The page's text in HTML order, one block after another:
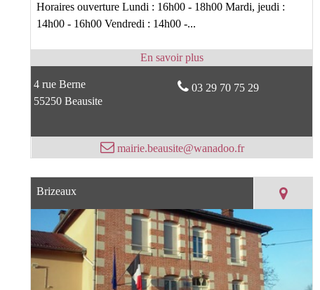
Horaires ouverture Lundi : 16h00 - 18h00 Mardi, jeudi :
14h00 - 16h00 Vendredi : 14h00 -...
4 rue Berne
55250 Beausite
03 29 70 75 29
mairie.beausite@wanadoo.fr
Brizeaux